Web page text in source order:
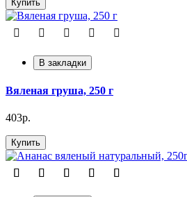
Купить
В закладки
Вяленая груша, 250 г
403р.
Купить